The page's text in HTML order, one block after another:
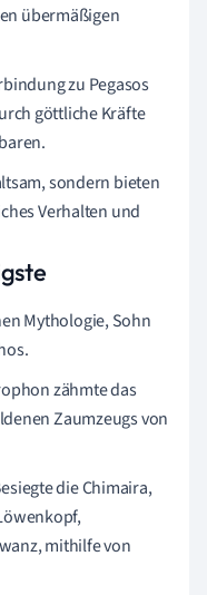
übermäßigen
zu Pegasos
göttliche Kräfte
sondern bieten
Verhalten und
Mythologie, Sohn
zähmte das
Zaumzeugs von
die Chimaira,
mithilfe von